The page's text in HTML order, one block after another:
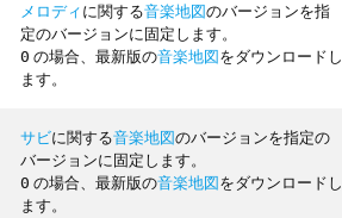
メロディに関する音楽地図のバージョンを指
定のバージョンに固定します。
0 の場合、最新版の音楽地図をダウンロードし
ます。
サビに関する音楽地図のバージョンを指定の
バージョンに固定します。
0 の場合、最新版の音楽地図をダウンロードし
ます。